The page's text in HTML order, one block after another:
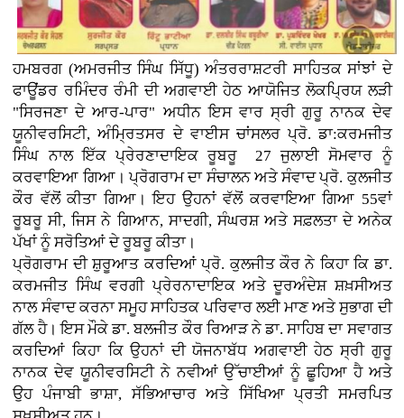
ਹਮਬਰਗ (ਅਮਰਜੀਤ ਸਿੰਘ ਸਿੱਧੂ) ਅੰਤਰਰਾਸ਼ਟਰੀ ਸਾਹਿਤਕ ਸਾਂਝਾਂ ਦੇ
ਫਾਊਂਡਰ ਰਮਿੰਦਰ ਰੰਮੀ ਦੀ ਅਗਵਾਈ ਹੇਠ ਆਯੋਜਿਤ ਲੋਕਪ੍ਰਿਯ ਲੜੀ
"ਸਿਰਜਣਾ ਦੇ ਆਰ-ਪਾਰ" ਅਧੀਨ ਇਸ ਵਾਰ ਸ੍ਰੀ ਗੁਰੂ ਨਾਨਕ ਦੇਵ
ਯੂਨੀਵਰਸਿਟੀ, ਅੰਮ੍ਰਿਤਸਰ ਦੇ ਵਾਈਸ ਚਾਂਸਲਰ ਪ੍ਰੋ. ਡਾ:ਕਰਮਜੀਤ
ਸਿੰਘ ਨਾਲ ਇੱਕ ਪ੍ਰੇਰਣਾਦਾਇਕ ਰੂਬਰੂ 27 ਜੁਲਾਈ ਸੋਮਵਾਰ ਨੂੰ
ਕਰਵਾਇਆ ਗਿਆ। ਪ੍ਰੋਗਰਾਮ ਦਾ ਸੰਚਾਲਨ ਅਤੇ ਸੰਵਾਦ ਪ੍ਰੋ. ਕੁਲਜੀਤ
ਕੌਰ ਵੱਲੋਂ ਕੀਤਾ ਗਿਆ। ਇਹ ਉਹਨਾਂ ਵੱਲੋਂ ਕਰਵਾਇਆ ਗਿਆ 55ਵਾਂ
ਰੂਬਰੂ ਸੀ, ਜਿਸ ਨੇ ਗਿਆਨ, ਸਾਦਗੀ, ਸੰਘਰਸ਼ ਅਤੇ ਸਫ਼ਲਤਾ ਦੇ ਅਨੇਕ
ਪੱਖਾਂ ਨੂੰ ਸਰੋਤਿਆਂ ਦੇ ਰੂਬਰੂ ਕੀਤਾ।
ਪ੍ਰੋਗਰਾਮ ਦੀ ਸ਼ੁਰੂਆਤ ਕਰਦਿਆਂ ਪ੍ਰੋ. ਕੁਲਜੀਤ ਕੌਰ ਨੇ ਕਿਹਾ ਕਿ ਡਾ.
ਕਰਮਜੀਤ ਸਿੰਘ ਵਰਗੀ ਪ੍ਰੇਰਨਾਦਾਇਕ ਅਤੇ ਦੂਰਅੰਦੇਸ਼ ਸ਼ਖ਼ਸੀਅਤ
ਨਾਲ ਸੰਵਾਦ ਕਰਨਾ ਸਮੂਹ ਸਾਹਿਤਕ ਪਰਿਵਾਰ ਲਈ ਮਾਣ ਅਤੇ ਸੁਭਾਗ ਦੀ
ਗੱਲ ਹੈ। ਇਸ ਮੌਕੇ ਡਾ. ਬਲਜੀਤ ਕੌਰ ਰਿਆੜ ਨੇ ਡਾ. ਸਾਹਿਬ ਦਾ ਸਵਾਗਤ
ਕਰਦਿਆਂ ਕਿਹਾ ਕਿ ਉਹਨਾਂ ਦੀ ਯੋਜਨਾਬੱਧ ਅਗਵਾਈ ਹੇਠ ਸ੍ਰੀ ਗੁਰੂ
ਨਾਨਕ ਦੇਵ ਯੂਨੀਵਰਸਿਟੀ ਨੇ ਨਵੀਆਂ ਉੱਚਾਈਆਂ ਨੂੰ ਛੂਹਿਆ ਹੈ ਅਤੇ
ਉਹ ਪੰਜਾਬੀ ਭਾਸ਼ਾ, ਸੱਭਿਆਚਾਰ ਅਤੇ ਸਿੱਖਿਆ ਪ੍ਰਤੀ ਸਮਰਪਿਤ